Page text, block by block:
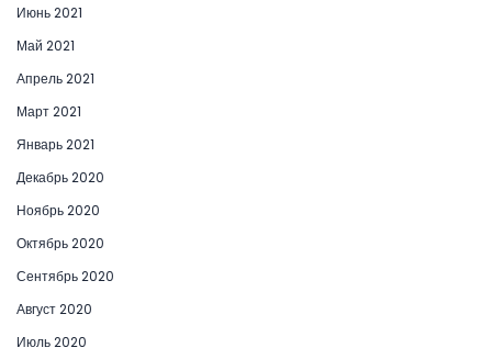
Июнь 2021
Май 2021
Апрель 2021
Март 2021
Январь 2021
Декабрь 2020
Ноябрь 2020
Октябрь 2020
Сентябрь 2020
Август 2020
Июль 2020